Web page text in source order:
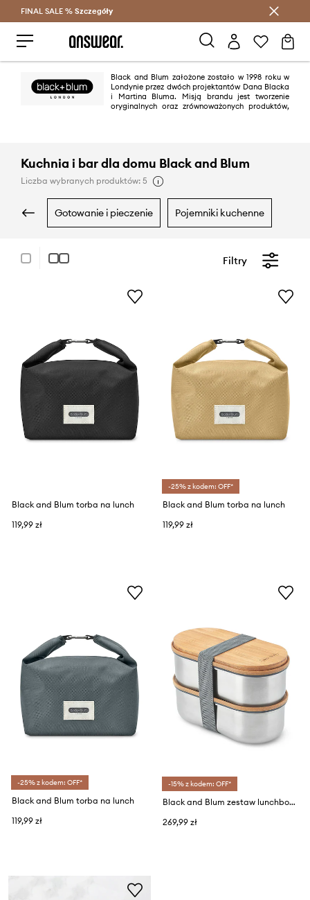
Oszczędzaj z Answear Club >
FINAL SALE % Szczegóły
Black and Blum założone zostało w 1998 roku w
Londynie przez dwóch projektantów Dana Blacka
i Martina Bluma. Misją brandu jest tworzenie
oryginalnych oraz zrównoważonych produktów,
Kuchnia i bar dla domu Black and Blum
Liczba wybranych produktów: 5
gotowanie i pieczenie pojemniki kuchenne
Filtry
Black and Blum torba na lunch
119,99 zł
-25% z kodem: OFF*
Black and Blum torba na lunch
119,99 zł
-25% z kodem: OFF*
Black and Blum torba na lunch
119,99 zł
-15% z kodem: OFF*
Black and Blum zestaw lunchboxsów z widelcem (2-pack)
269,99 zł